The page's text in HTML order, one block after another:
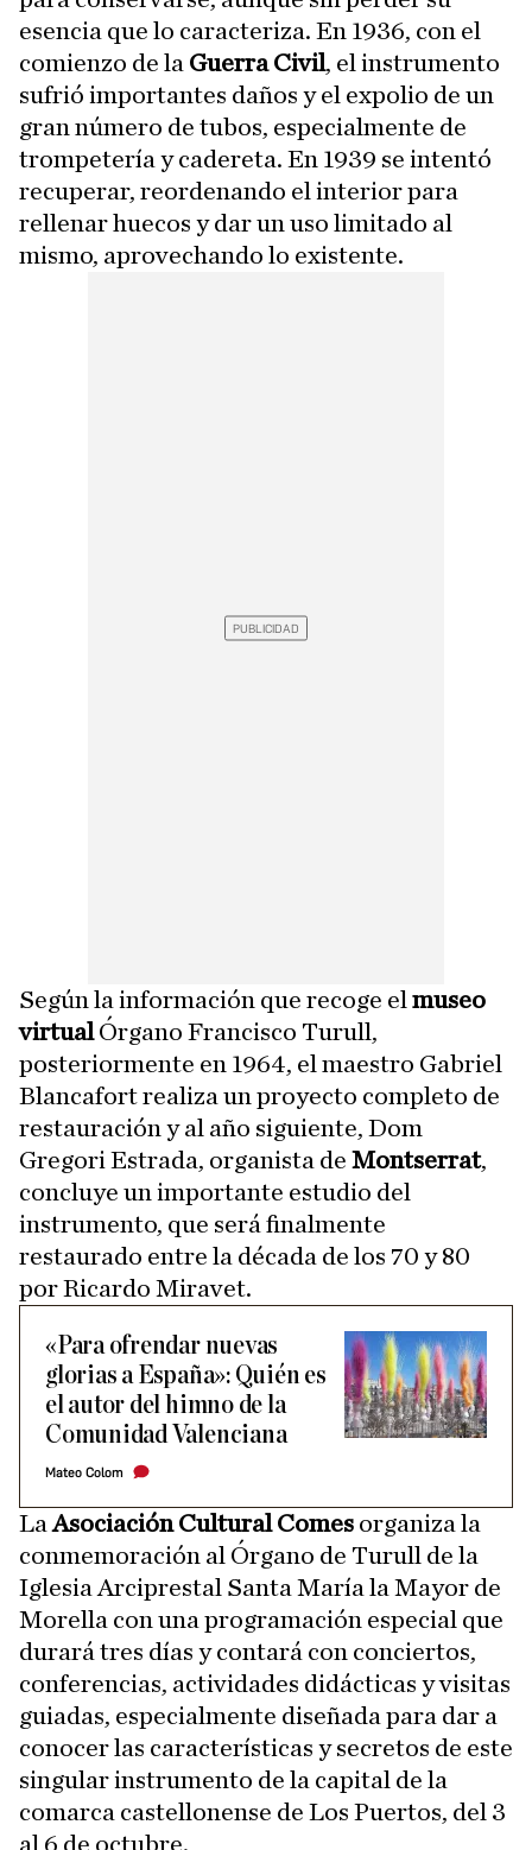
esencia que lo caracteriza. En 1936, con el
comienzo de la Guerra Civil, el instrumento
sufrió importantes daños y el expolio de un
gran número de tubos, especialmente de
trompetería y cadereta. En 1939 se intentó
recuperar, reordenando el interior para
rellenar huecos y dar un uso limitado al
mismo, aprovechando lo existente.
Según la información que recoge el museo
virtualÓrgano Francisco Turull,
posteriormente en 1964, el maestro Gabriel
Blancafort realiza un proyecto completo de
restauración y al año siguiente, Dom
Gregori Estrada, organista de Montserrat,
concluye un importante estudio del
instrumento, que será finalmente
restaurado entre la década de los 70 y 80
por Ricardo Miravet.
«Para ofrendar nuevas
glorias a España»: Quién es
el autor del himno de la
Comunidad Valenciana
Mateo Colom
LaAsociación Cultural Comes organiza la
conmemoración al Órgano de Turull de la
Iglesia Arciprestal Santa María la Mayor de
Morella con una programación especial que
durará tres días y contará con conciertos,
conferencias, actividades didácticas y visitas
guiadas, especialmente diseñada para dar a
conocer las características y secretos de este
singular instrumento de la capital de la
comarca castellonense de Los Puertos, del 3
al 6 de octubre.